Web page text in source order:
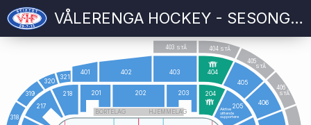
VÅLERENGA HOCKEY - SESONGKORT 2026/2027
318
319
320
321
401 402 403
404
405
406
201 202 203
204
205
217
218
403 STÅ 404 STÅ
405
STÅ
406
STÅ
BORTELAG HJEMMELAG Aktive
sittende
supportere